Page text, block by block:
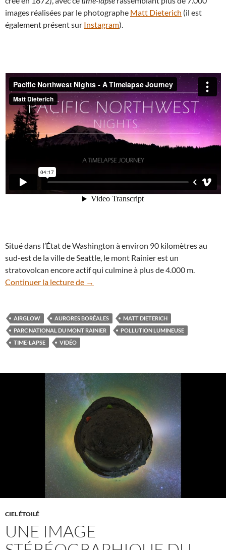
images réalisées par le photographe Matt Dieterich (il est
également présent sur Instagram).
Situé dans l’État de Washington à environ 90 kilomètres au
sud-est de la ville de Seattle, le mont Rainier est un
stratovolcan encore actif qui culmine à plus de 4.000 m.
Continuer la lecture de En vidéo : le Parc national du mont
→
AIRGLOW AURORES BORÉALES
MATT DIETERICH
PARC NATIONAL DU MONT RAINIER
POLLUTION LUMINEUSE
TIME-LAPSE
VIDÉO
CIEL ÉTOILÉ
UNE IMAGE